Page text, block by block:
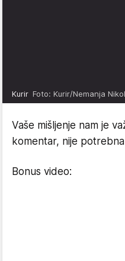
Kurir Foto: Kurir/Nemanja
Vaše mišljenje nam je
komentar, nije
Bonus video: